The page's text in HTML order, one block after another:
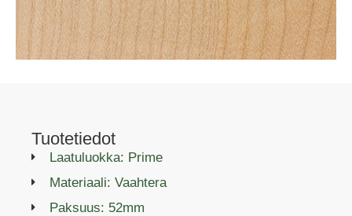
Tuotetiedot
Laatuluokka: Prime
Materiaali: Vaahtera
Paksuus: 52mm